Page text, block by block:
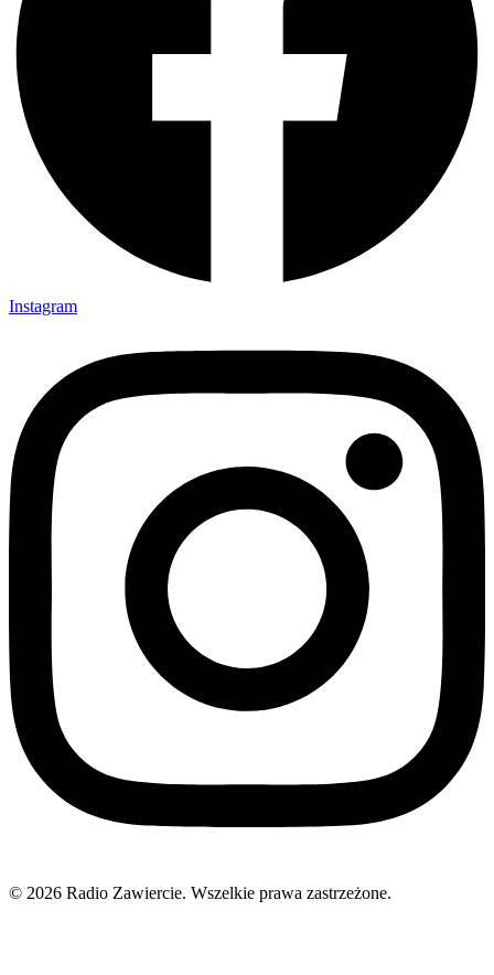
Instagram
© 2026 Radio Zawiercie. Wszelkie prawa zastrzeżone.